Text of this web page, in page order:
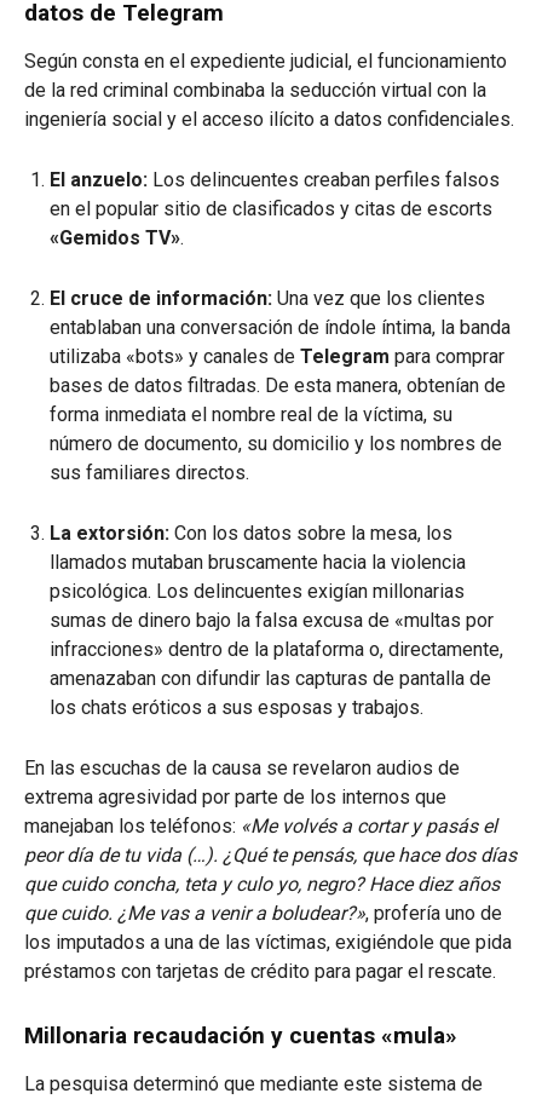
datos de Telegram
Según consta en el expediente judicial, el funcionamiento
de la red criminal combinaba la seducción virtual con la
ingeniería social y el acceso ilícito a datos confidenciales.
El anzuelo: Los delincuentes creaban perfiles falsos
en el popular sitio de clasificados y citas de escorts
«Gemidos TV».
El cruce de información: Una vez que los clientes
entablaban una conversación de índole íntima, la banda
utilizaba «bots» y canales de Telegram para comprar
bases de datos filtradas. De esta manera, obtenían de
forma inmediata el nombre real de la víctima, su
número de documento, su domicilio y los nombres de
sus familiares directos.
La extorsión: Con los datos sobre la mesa, los
llamados mutaban bruscamente hacia la violencia
psicológica. Los delincuentes exigían millonarias
sumas de dinero bajo la falsa excusa de «multas por
infracciones» dentro de la plataforma o, directamente,
amenazaban con difundir las capturas de pantalla de
los chats eróticos a sus esposas y trabajos.
En las escuchas de la causa se revelaron audios de
extrema agresividad por parte de los internos que
manejaban los teléfonos: «Me volvés a cortar y pasás el
peor día de tu vida (…). ¿Qué te pensás, que hace dos días
que cuido concha, teta y culo yo, negro? Hace diez años
que cuido. ¿Me vas a venir a boludear?», profería uno de
los imputados a una de las víctimas, exigiéndole que pida
préstamos con tarjetas de crédito para pagar el rescate.
Millonaria recaudación y cuentas «mula»
La pesquisa determinó que mediante este sistema de